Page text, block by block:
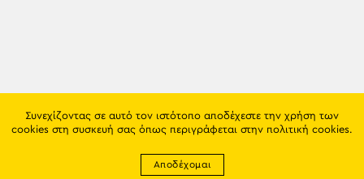
Συνεχίζοντας σε αυτό τον ιστότοπο αποδέχεστε την χρήση των
cookies στη συσκευή σας όπως περιγράφεται στην πολιτική cookies.
Αποδέχομαι